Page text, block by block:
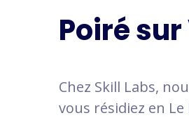
Poiré
Chez Skill Labs,
vous résidiez en